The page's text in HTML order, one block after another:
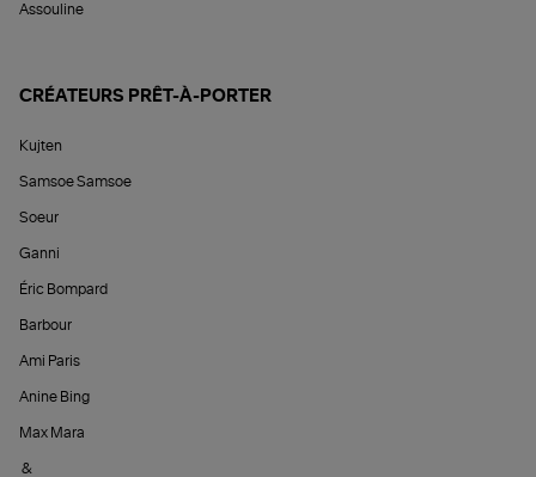
Assouline
CRÉATEURS PRÊT-À-PORTER
Kujten
Samsoe Samsoe
Soeur
Ganni
Éric Bompard
Barbour
Ami Paris
Anine Bing
Max Mara
&